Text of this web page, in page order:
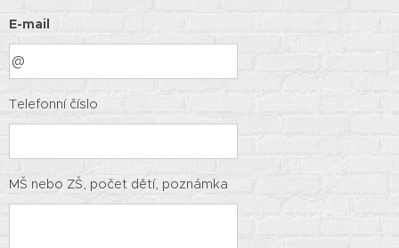
E-mail
Telefonní číslo
MŠ nebo ZŠ, počet dětí, poznámka